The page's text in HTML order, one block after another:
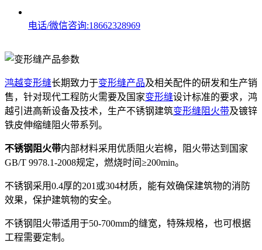
电话/微信咨询:18662328969
鸿越变形缝长期致力于变形缝产品及相关配件的研发和生产销
售，针对现代工程防火需要及国家变形缝设计标准的要求，鸿
越引进高新设备及技术，生产不锈钢建筑变形缝阻火带及镀锌
铁皮伸缩缝阻火带系列。
不锈钢阻火带内部材料采用优质阻火岩棉，阻火带达到国家
GB/T 9978.1-2008规定，燃烧时间≥200min。
不锈钢采用0.4厚的201或304材质，能有效确保建筑物的消防
效果，保护建筑物的安全。
不锈钢阻火带适用于50-700mm的缝宽，特殊规格，也可根据
工程需要定制。